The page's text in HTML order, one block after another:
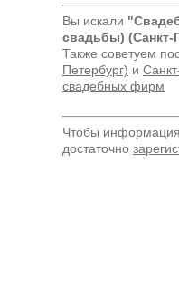
Вы искали
свадьбы) (Санкт-
Также советуем
Петербург) и
свадебных фирм
Чтобы
достаточно